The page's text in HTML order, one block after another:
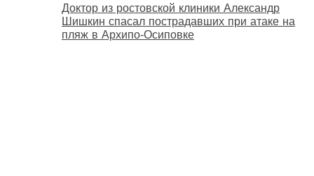
Доктор из ростовской клиники Александр
Шишкин спасал пострадавших при атаке на
пляж в Архипо‑Осиповке